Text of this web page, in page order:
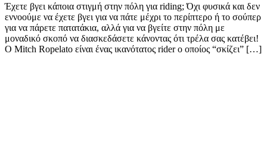
Έχετε βγει κάποια στιγμή στην πόλη για riding; Όχι φυσικά και δεν
εννοούμε να έχετε βγει για να πάτε μέχρι το περίπτερο ή το σούπερ
για να πάρετε πατατάκια, αλλά για να βγείτε στην πόλη με
μοναδικό σκοπό να διασκεδάσετε κάνοντας ότι τρέλα σας κατέβει!
Ο Mitch Ropelato είναι ένας ικανότατος rider ο οποίος “σκίζει” […]